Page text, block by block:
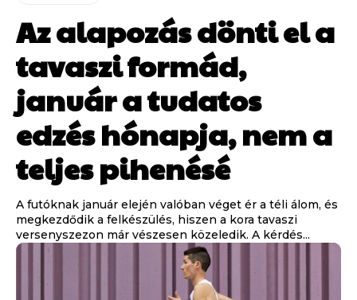
Az alapozás dönti el a
tavaszi formád,
január a tudatos
edzés hónapja, nem a
teljes pihenésé
A futóknak január elején valóban véget ér a téli álom, és
megkezdődik a felkészülés, hiszen a kora tavaszi
versenyszezon már vészesen közeledik. A kérdés...